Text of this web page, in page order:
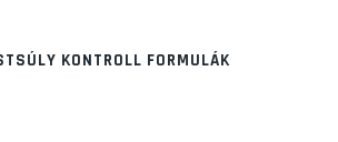
KONTROLL FORMULÁK